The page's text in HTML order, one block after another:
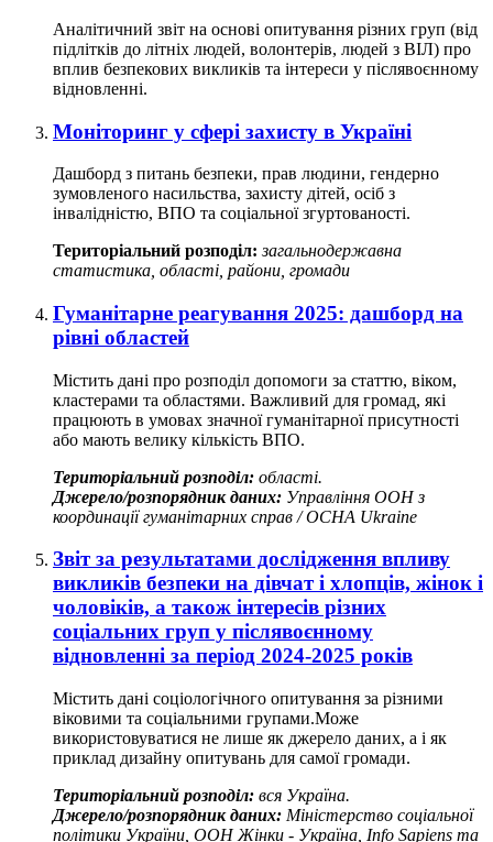
Аналітичний звіт на основі опитування різних груп (від
підлітків до літніх людей, волонтерів, людей з ВІЛ) про
вплив безпекових викликів та інтереси у післявоєнному
відновленні.
Моніторинг у сфері захисту в Україні
Дашборд з питань безпеки, прав людини, гендерно
зумовленого насильства, захисту дітей, осіб з
інвалідністю, ВПО та соціальної згуртованості.
Територіальний розподіл: загальнодержавна
статистика, області, райони, громади
Гуманітарне реагування 2025: дашборд на
рівні областей
Містить дані про розподіл допомоги за статтю, віком,
кластерами та областями. Важливий для громад, які
працюють в умовах значної гуманітарної присутності
або мають велику кількість ВПО.
Територіальний розподіл: області.
Джерело/розпорядник даних: Управління ООН з
координації гуманітарних справ / OCHA Ukraine
Звіт за результатами дослідження впливу
викликів безпеки на дівчат і хлопців, жінок і
чоловіків, а також інтересів різних
соціальних груп у післявоєнному
відновленні за період 2024-2025 років
Містить дані соціологічного опитування за різними
віковими та соціальними групами.Може
використовуватися не лише як джерело даних, а і як
приклад дизайну опитувань для самої громади.
Територіальний розподіл: вся Україна.
Джерело/розпорядник даних: Міністерство соціальної
політики України, ООН Жінки - Україна, Info Sapiens та